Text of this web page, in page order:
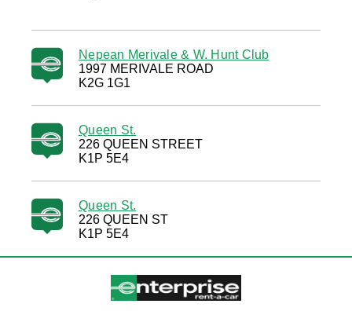
Nepean Merivale & W. Hunt Club
1997 MERIVALE ROAD
K2G 1G1
Queen St.
226 QUEEN STREET
K1P 5E4
Queen St.
226 QUEEN ST
K1P 5E4